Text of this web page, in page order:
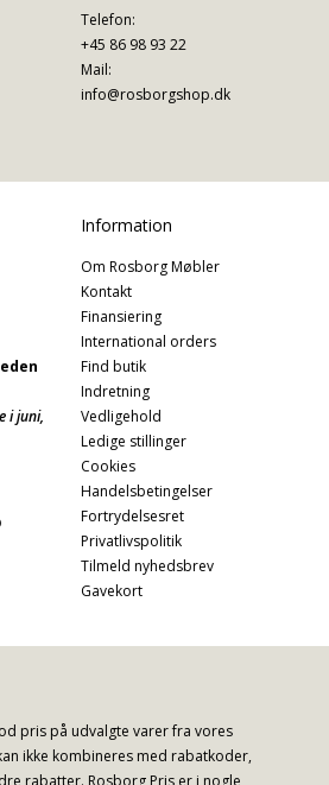
Telefon:
+45 86 98 93 22
Mail:
info@rosborgshop.dk
i juni,
Information
Om Rosborg Møbler
Kontakt
Finansiering
International orders
Find butik
Indretning
Vedligehold
Ledige stillinger
Cookies
Handelsbetingelser
Fortrydelsesret
Privatlivspolitik
Tilmeld nyhedsbrev
Gavekort
pris på udvalgte varer fra vores
ikke kombineres med rabatkoder,
rabatter. Rosborg Pris er i nogle